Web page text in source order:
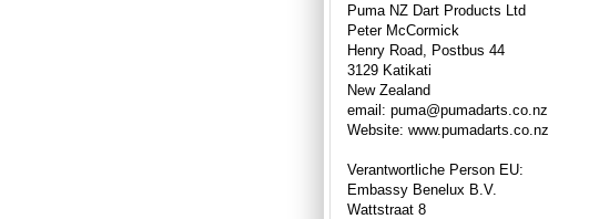
Puma NZ Dart Products Ltd
Peter McCormick
Henry Road, Postbus 44
3129 Katikati
New Zealand
email: puma@pumadarts.co.nz
Website: www.pumadarts.co.nz
Verantwortliche Person EU:
Embassy Benelux B.V.
Wattstraat 8